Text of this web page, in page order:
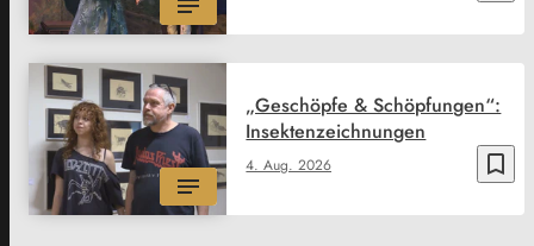
bookmark_border
4. Aug. 2026
„Geschöpfe & Schöpfungen“:
Insektenzeichnungen